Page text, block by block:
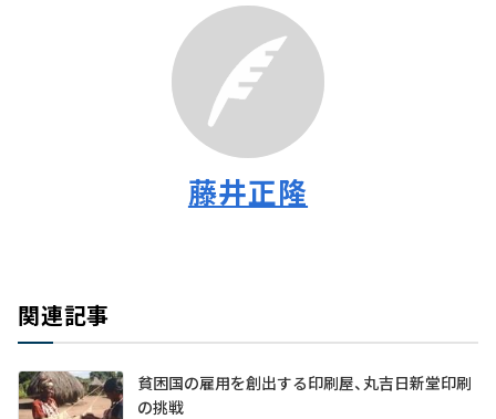
藤井正隆
関連記事
貧困国の雇用を創出する印刷屋、丸吉日新堂印刷
の挑戦